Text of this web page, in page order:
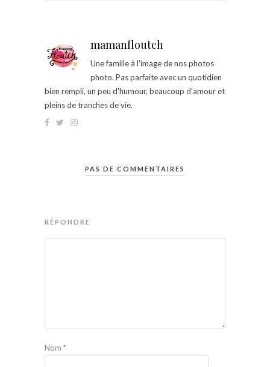
mamanfloutch
Une famille à l'image de nos photos
photo. Pas parfaite avec un quotidien
bien rempli, un peu d'humour, beaucoup d'amour et
pleins de tranches de vie.
PAS DE COMMENTAIRES
RÉPONDRE
Nom *